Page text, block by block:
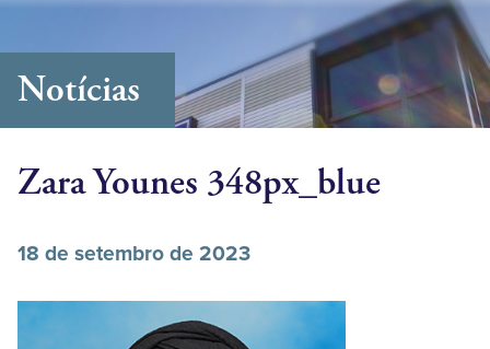
Notícias
Zara Younes 348px_blue
18 de setembro de 2023